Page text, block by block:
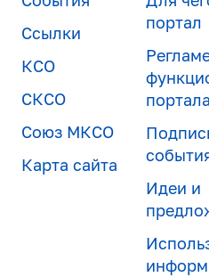
Ссылки
КСО
СКСО
Союз МКСО
Карта сайта
портал
портала
Идеи и